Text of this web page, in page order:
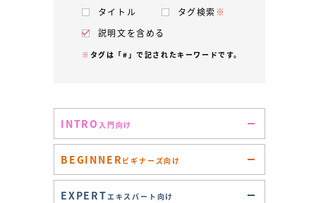
タイトル タグ検索※
説明文を含める
※ タグは「#」で記されたキーワードです。
INTRO 入門向け
BEGINNER ビギナーズ向け
EXPERTエキスパート向け